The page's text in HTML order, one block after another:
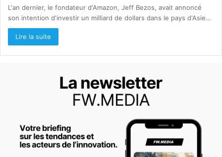
L'an dernier, le fondateur d'Amazon, Jeff Bezos, avait annoncé
son intention d'investir un milliard de dollars dans le pays d'Asie…
Lire la suite